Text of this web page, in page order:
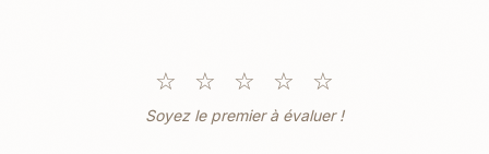
☆ ☆ ☆ ☆ ☆
Soyez le premier à évaluer !